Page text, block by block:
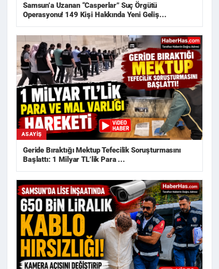
Samsun’a Uzanan “Casperlar” Suç Örgütü
Operasyonu! 149 Kişi Hakkında Yeni Geliş...
ASAYIŞ
Geride Bıraktığı Mektup Tefecilik Soruşturmasını
Başlattı: 1 Milyar TL’lik Para ...